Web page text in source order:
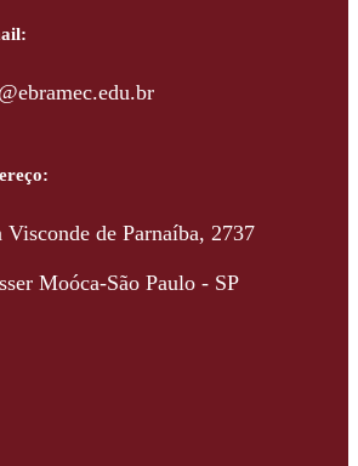
Visconde de Parnaíba, 2737
Moóca-São Paulo - SP